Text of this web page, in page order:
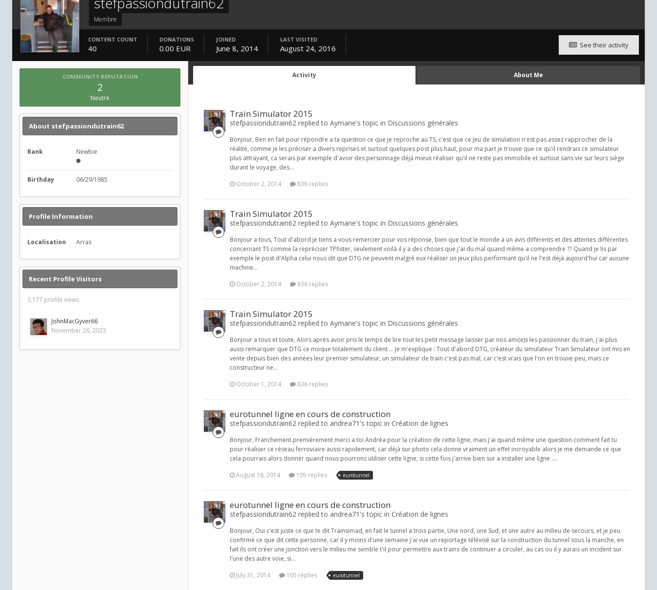
Membre
See their activity
CONTENT COUNT
40
DONATIONS
0.00 EUR
JOINED
June 8, 2014
LAST VISITED
August 24, 2016
COMMUNITY REPUTATION
2
Neutre
About stefpassiondutrain62
Rank Newbie
Birthday 06/29/1985
Profile Information
Localisation Arras
Recent Profile Visitors
3,177 profile views
JohnMacGyver66
November 26, 2023
Activity About Me
Train Simulator 2015
stefpassiondutrain62 replied to Aymane's topic in Discussions générales
Bonjour, Ben en fait pour répondre a ta question ce que je reproche au TS, c'est que ce jeu de simulation n'est pas assez rapprocher de la
réalité, comme je les préciser a divers reprises et surtout quelques post plus haut, pour ma part je trouve que ce qu'il rendrais ce simulateur
plus attrayant, ca serais par exemple d'avoir des personnage déjà mieux réaliser qu'il ne reste pas immobile et surtout sans vie sur leurs siège
durant le voyage, des...
October 2, 2014
836 replies
Train Simulator 2015
stefpassiondutrain62 replied to Aymane's topic in Discussions générales
Bonjour a tous, Tout d'abord je tiens a vous remercier pour vos réponse, bien que tout le monde a un avis différents et des attentes différentes
concernant TS comme la repréciser TPfister, seulement voilà il y a des choses que j'ai du mal quand même a comprendre ?? Quand je lis par
exemple le post d'Alpha celui nous dit que DTG ne peuvent malgré eux réaliser un jeux plus performant qu'il ne l'est déjà aujourd'hui car aucune
machine...
October 2, 2014
836 replies
Train Simulator 2015
stefpassiondutrain62 replied to Aymane's topic in Discussions générales
Bonjour a tous et toute, Alors après avoir pris le temps de lire tout les petit message laisser par nos ami(e)s les passionner du train, j'ai plus
aussi remarquer que DTG ce moque totalement du client ... Je m'explique : Tout d'abord DTG, créateur du simulateur Train Simulateur ont mis en
vente depuis bien des années leur premier simulateur, un simulateur de train c'est pas mal, car c'est vrais que l'on en trouve peu, mais ce
constructeur ne...
October 1, 2014
836 replies
eurotunnel ligne en cours de construction
stefpassiondutrain62 replied to andrea71's topic in Création de lignes
Bonjour, Franchement premièrement merci a toi Andréa pour la création de cette ligne, mais j'ai quand même une question comment fait tu
pour réaliser ce réseau ferroviaire aussi rapidement, car déjà sur photo cela donne vraiment un effet incroyable alors je me demande ce que
cela pourrais alors donner quand nous pourrons utiliser cette ligne, si cette fois j'arrive bien sur a installer une ligne ....
August 18, 2014
105 replies eurotunnel
eurotunnel ligne en cours de construction
stefpassiondutrain62 replied to andrea71's topic in Création de lignes
Bonjour, Oui c'est juste ce que te dit Trainsimad, en fait le tunnel a trois partie, Une nord, une Sud, et une autre au milieu de secours, et je peu
confirmé ce que dit cette personne, car il y moins d'une semaine j'ai vue un reportage télévisé sur la construction du tunnel sous la manche, en
fait ils ont créer une jonction vers le milieu me semble t'il pour permettre aux trains de continuer a circuler, au cas ou il y aurais un incident sur
l'une des autre voie, si...
July 31, 2014
105 replies eurotunnel